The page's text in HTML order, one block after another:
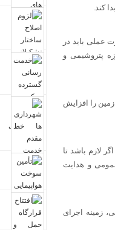
کند.
عملی باید در
پتروشیمی و
را افزایش
لازم باشد تا
و هدایت
زمینه اجرای